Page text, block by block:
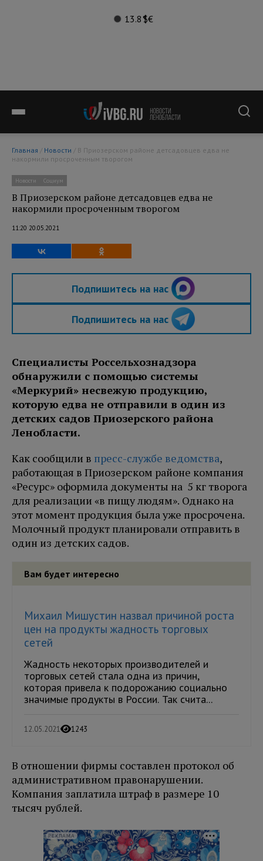
13.8°$€
Главная / Новости
накормили просроченным творогом
Новости Социум
В Приозерском районе детсадовцев едва не
накормили просроченным творогом
11:20 20.05.2021
Подпишитесь на нас
Подпишитесь на нас
Специалисты Россельхознадзора
обнаружили с помощью системы
«Меркурий» несвежую продукцию,
которую едва не отправили в один из
детских садов Приозерского района
Ленобласти.
Как сообщили в пресс-службе ведомства,
работающая в Приозерском районе компания
«Ресурс» оформила документы на 5 кг творога
для реализации «в пищу людям». Однако на
этот момент продукция была уже просрочена.
Молочный продукт планировали отправить в
один из детских садов.
Вам будет интересно
Михаил Мишустин назвал причиной роста
цен на продукты жадность торговых
сетей
Жадность некоторых производителей и
торговых сетей стала одна из причин,
которая привела к подорожанию социально
значимые продукты в России. Так счита...
12.05.2021 1243
В отношении фирмы составлен протокол об
административном правонарушении.
Компания заплатила штраф в размере 10
тысяч рублей.
РЕКЛАМА